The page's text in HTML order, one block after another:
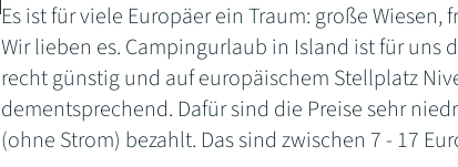
Es ist für viele Europäer ein Traum: große
Wir lieben es. Campingurlaub in Island ist für uns
recht günstig und auf europäischem Stellplatz
dementsprechend. Dafür sind die Preise sehr
(ohne Strom) bezahlt. Das sind zwischen 7 - 17